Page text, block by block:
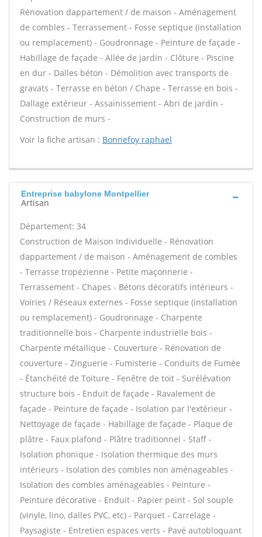
Rénovation dappartement / de maison - Aménagement
de combles - Terrassement - Fosse septique (installation
ou remplacement) - Goudronnage - Peinture de façade -
Habillage de façade - Allée de jardin - Clôture - Piscine
en dur - Dalles béton - Démolition avec transports de
gravats - Terrasse en béton / Chape - Terrasse en bois -
Dallage extérieur - Assainissement - Abri de jardin -
Construction de murs -
Voir la fiche artisan : Bonnefoy raphael
Entreprise babylone Montpellier
Artisan
Département: 34
Construction de Maison Individuelle - Rénovation
dappartement / de maison - Aménagement de combles
- Terrasse tropézienne - Petite maçonnerie -
Terrassement - Chapes - Bétons décoratifs intérieurs -
Voiries / Réseaux externes - Fosse septique (installation
ou remplacement) - Goudronnage - Charpente
traditionnelle bois - Charpente industrielle bois -
Charpente métallique - Couverture - Rénovation de
couverture - Zinguerie - Fumisterie - Conduits de Fumée
- Étanchéité de Toiture - Fenêtre de toit - Surélévation
structure bois - Enduit de façade - Ravalement de
façade - Peinture de façade - Isolation par l'extérieur -
Nettoyage de façade - Habillage de façade - Plaque de
plâtre - Faux plafond - Plâtre traditionnel - Staff -
Isolation phonique - Isolation thermique des murs
intérieurs - Isolation des combles non aménageables -
Isolation des combles aménageables - Peinture -
Peinture décorative - Enduit - Papier peint - Sol souple
(vinyle, lino, dalles PVC, etc) - Parquet - Carrelage -
Paysagiste - Entretien espaces verts - Pavé autobloquant